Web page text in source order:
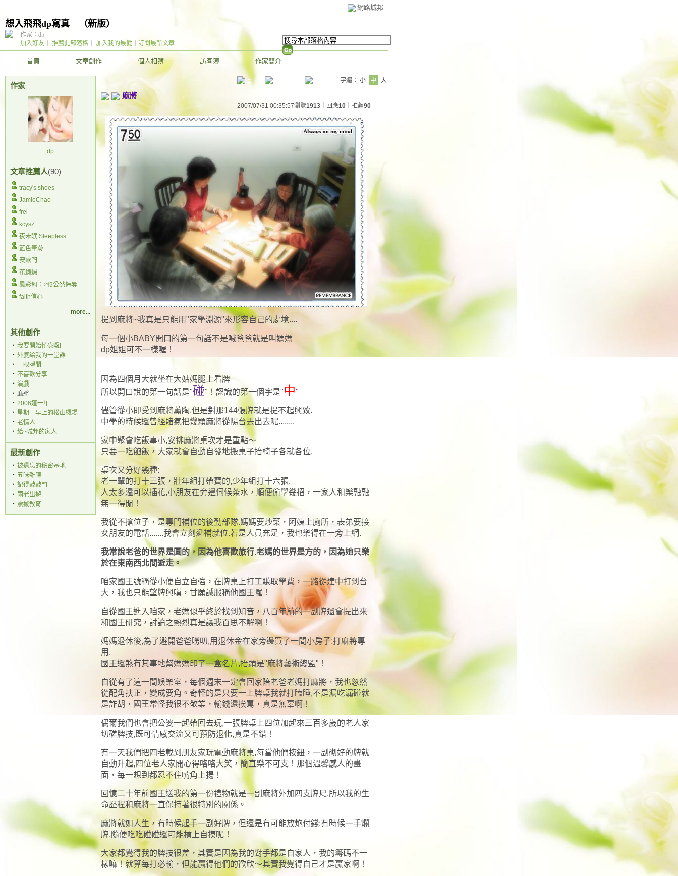
網路城邦
想入飛飛dp寫真 （新版）
首頁 文章創作 個人相簿 訪客簿 作家簡介
加入好友 推薦此部落格 加入我的最愛 訂閱最新文章
作家：dp
作家
dp
文章推薦人(90)
tracy's shoes
JamieChao
frei
kcysz
夜未眠 Sleepless
藍色筆跡
安歐門
花蝴蝶
鳳彩翎：阿9公然侮辱
faith信心
more...
其他創作
‧ 我要開始忙碌囉!
‧ 外婆給我的一堂課
‧ 一眼瞬間
‧ 不喜歡分享
‧ 演戲
‧ 麻將
‧ 2006這一年...
‧ 星期一早上的松山機場
‧ 老情人
‧ 給~城邦的家人
最新創作
‧ 被遺忘的秘密基地
‧ 五味雜陳
‧ 記得敲敲門
‧ 兩老出遊
‧ 震撼教育
字體： 小 中 大
麻將
2007/07/31 00:35:57瀏覽1913 ｜回應10 ｜推薦90
提到麻將~我真是只能用"家學淵源"來形容自己的處境....
每一個小BABY開口的第一句話不是喊爸爸就是叫媽媽
dp姐姐可不一樣喔！
因為四個月大就坐在大姑媽腿上看牌
所以開口說的第一句話是"碰"！認識的第一個字是"中"
儘管從小即受到麻將薰陶,但是對那144張牌就是提不起興致.
中學的時候還曾經賭氣把幾顆麻將從陽台丟出去呢........
家中聚會吃飯事小,安排麻將桌次才是重點～
只要一吃飽飯，大家就會自動自發地搬桌子抬椅子各就各位.
桌次又分好幾種:
老一輩的打十三張，壯年組打帶寶的,少年組打十六張.
人太多還可以插花,小朋友在旁邊伺候茶水，順便偷學幾招，一家人和樂融融
無一得閒！
我從不搶位子，是專門補位的後勤部隊.媽媽要炒菜，阿姨上廁所，表弟要接
女朋友的電話.......我會立刻遞補就位.若是人員充足，我也樂得在一旁上網.
我常說老爸的世界是圓的，因為他喜歡旅行.老媽的世界是方的，因為她只樂
於在東南西北間遊走。
咱家國王號稱從小便自立自強，在牌桌上打工賺取學費，一路從建中打到台
大，我也只能望牌興嘆，甘願誠服稱他國王囉！
自從國王進入咱家，老媽似乎終於找到知音，八百年前的一副牌還會提出來
和國王研究，討論之熱烈真是讓我百思不解啊！
媽媽退休後,為了避開爸爸嘮叨,用退休金在家旁邊買了一間小房子:打麻將專
用.
國王還煞有其事地幫媽媽印了一盒名片,抬頭是"麻將藝術總監"！
自從有了這一間娛樂室，每個週末一定會回家陪老爸老媽打麻將，我也忽然
從配角扶正，變成要角。奇怪的是只要一上牌桌我就打瞌睡,不是漏吃漏碰就
是詐胡，國王常怪我很不敬業，輸錢還挨罵，真是無辜啊！
偶爾我們也會把公婆一起帶回去玩,一張牌桌上四位加起來三百多歲的老人家
切磋牌技,既可情感交流又可預防退化,真是不錯！
有一天我們把四老載到朋友家玩電動麻將桌,每當他們按鈕，一副砌好的牌就
自動升起,四位老人家開心得咯咯大笑，簡直樂不可支！那個溫馨感人的畫
面，每一想到都忍不住嘴角上揚！
回憶二十年前國王送我的第一份禮物就是一副麻將外加四支牌尺,所以我的生
命歷程和麻將一直保持著很特別的關係。
麻將就如人生，有時候起手一副好牌，但還是有可能放炮付錢;有時候一手爛
牌,隨便吃吃碰碰還可能槓上自摸呢！
大家都覺得我的牌技很差，其實是因為我的對手都是自家人，我的籌碼不一
樣嘛！就算每打必輸，但能贏得他們的歡欣～其實我覺得自己才是贏家啊！